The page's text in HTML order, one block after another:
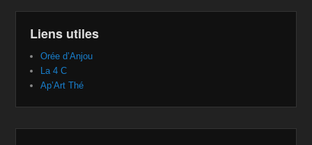
Liens utiles
Orée d’Anjou
La 4 C
Ap’Art Thé